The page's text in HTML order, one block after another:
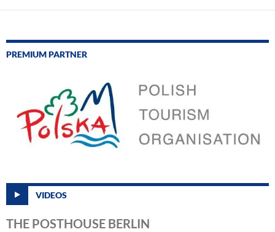
PREMIUM PARTNER
VIDEOS
THE POSTHOUSE BERLIN